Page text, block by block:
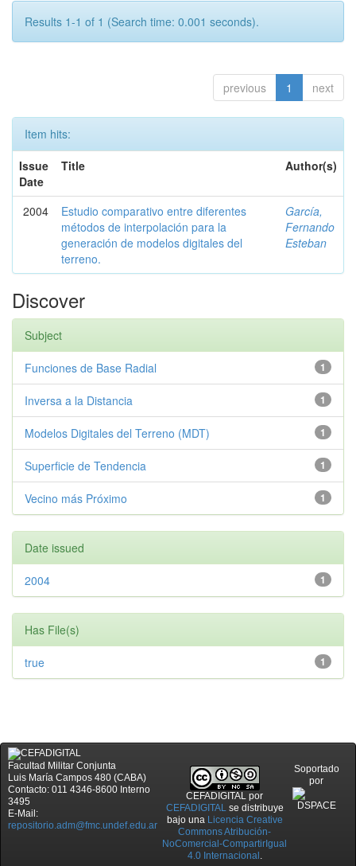
Results 1-1 of 1 (Search time: 0.001 seconds).
previous 1 next
Item hits:
Issue
Date
Title Author(s)
2004
Estudio comparativo entre diferentes
métodos de interpolación para la
generación de modelos digitales del
terreno.
García,
Fernando
Esteban
Discover
Subject
1
Funciones de Base Radial
1
Inversa a la Distancia
1
Modelos Digitales del Terreno (MDT)
1
Superficie de Tendencia
1
Vecino más Próximo
Date issued
1
2004
Has File(s)
1
true
Facultad Militar Conjunta
Luis María Campos 480 (CABA)
Contacto: 011 4346-8600 Interno
3495
E-Mail:
repositorio.adm@fmc.undef.edu.ar
CEFADIGITAL por
CEFADIGITALse distribuye
bajo una Licencia Creative
Commons Atribución-
NoComercial-CompartirIgual
4.0 Internacional .
Soportado
por